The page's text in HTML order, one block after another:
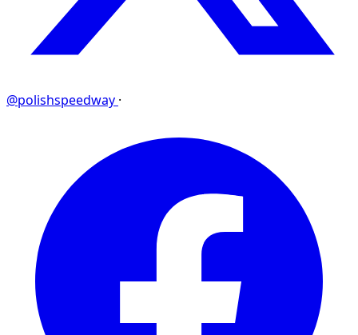
@polishspeedway ·